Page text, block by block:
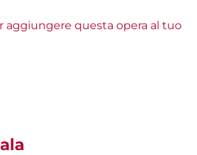
aggiungere questa opera al tuo